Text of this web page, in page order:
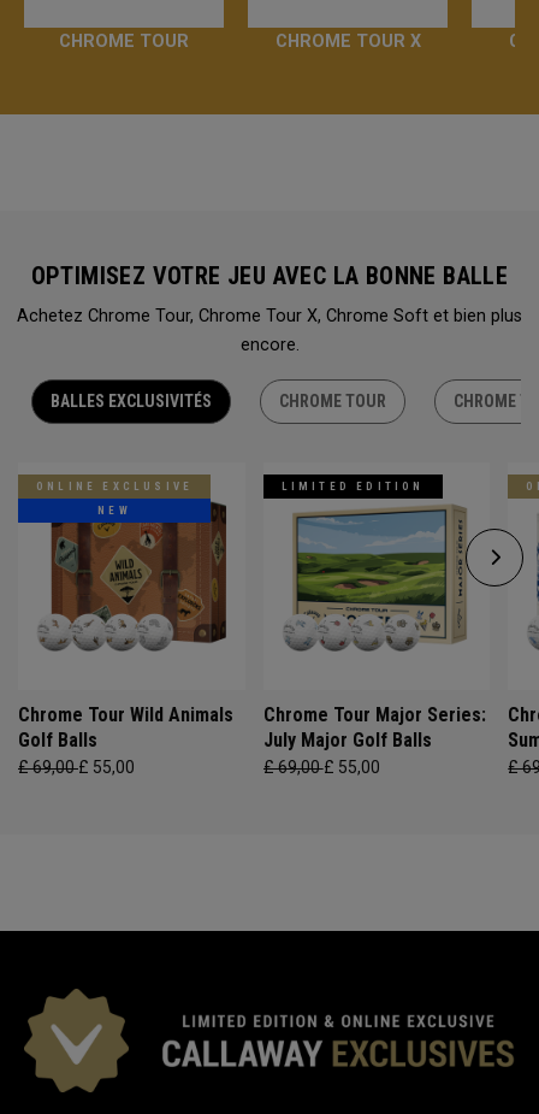
CHROME TOUR CHROME TOUR X
OPTIMISEZ VOTRE JEU AVEC LA BONNE BALLE
Achetez Chrome Tour, Chrome Tour X, Chrome Soft et bien plus
encore.
BALLES EXCLUSIVITÉS CHROME TOUR CHROME
ONLINE EXCLUSIVE
NEW
Chrome Tour Wild Animals
Golf Balls
£ 69,00£ 55,00
LIMITED EDITION
Chrome Tour Major Series:
July Major Golf Balls
£ 69,00£ 55,00 £